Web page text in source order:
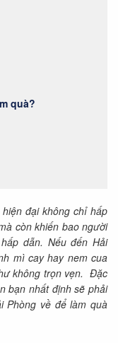
quà?
đại không chỉ hấp
còn khiến bao người
dẫn. Nếu đến Hải
mì cay hay nem cua
không trọn vẹn. Đặc
bạn nhất định sẽ phải
Phòng về để làm quà